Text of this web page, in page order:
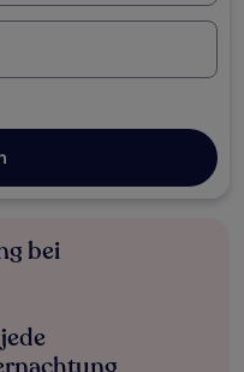
bei